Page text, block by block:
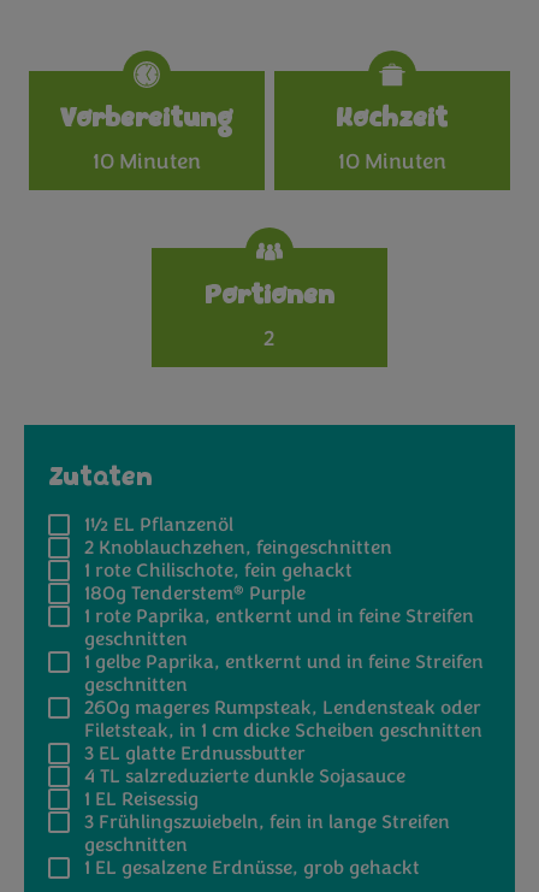
Specifications
Vorbereitung
10 Minuten
Kochzeit
10 Minuten
Portionen
2
Zutaten
1½ EL Pflanzenöl
2 Knoblauchzehen, feingeschnitten
1 rote Chilischote, fein gehackt
180g Tenderstem® Purple
1 rote Paprika, entkernt und in feine Streifen
geschnitten
1 gelbe Paprika, entkernt und in feine Streifen
geschnitten
260g mageres Rumpsteak, Lendensteak oder
Filetsteak, in 1 cm dicke Scheiben geschnitten
3 EL glatte Erdnussbutter
4 TL salzreduzierte dunkle Sojasauce
1 EL Reisessig
3 Frühlingszwiebeln, fein in lange Streifen
geschnitten
1 EL gesalzene Erdnüsse, grob gehackt